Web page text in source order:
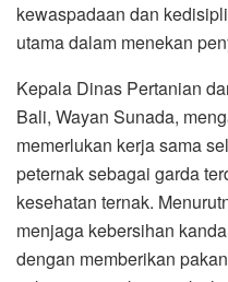
kewaspadaan dan
utama dalam menekan
Kepala Dinas Pertanian
Bali, Wayan Sunada,
memerlukan kerja sama
peternak sebagai garda
kesehatan ternak.
menjaga kebersihan
dengan memberikan